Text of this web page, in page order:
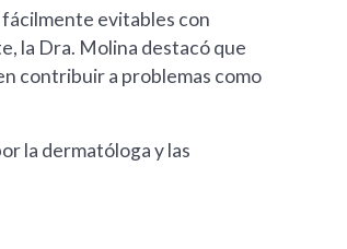
evitables con
la Dra. Molina destacó que
contribuir a problemas como
la dermatóloga y las